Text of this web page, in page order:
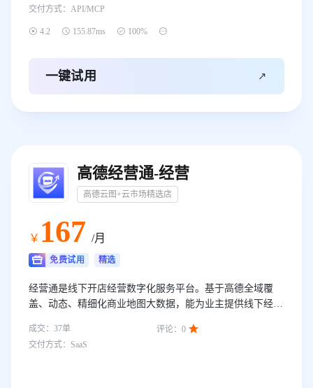
交付方式： API/MCP
 4.2  155.87ms  100% 
一键试用 
高德经营通-经营
高德云图+云市场精选店
￥ 167 /月
免费试用 精选
经营通是线下开店经营数字化服务平台。基于高德全域覆
盖、动态、精细化商业地图大数据，能为业主提供线下经营
铺资源、旺铺装修、广告等。产品核心功能包括选址开店、
门店经营、报告资讯等。帮助客户实现经营体检、抢占旺
成交： 37单 评论： 0 
交付方式： SaaS